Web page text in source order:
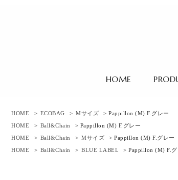
HOME
HOME > ECOBAG > Mサイズ
> Pappillon (M) F.グレー
HOME
> Ball&Chain
> Pappillon (M) F.グレー
HOME
> Ball&Chain > Mサイズ
> Pappillon (M) F.グレー
HOME
> Ball&Chain > BLUE LABEL > Pappillon (M) F.グ